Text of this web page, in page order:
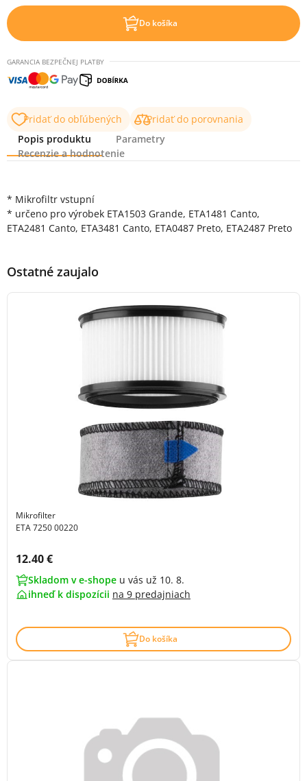
Do košíka
GARANCIA BEZPEČNEJ PLATBY
Pridať do obľúbených
Pridať do porovnania
Popis produktu
Parametry
Recenzie a hodnotenie
* Mikrofiltr vstupní
* určeno pro výrobek ETA1503 Grande, ETA1481 Canto,
ETA2481 Canto, ETA3481 Canto, ETA0487 Preto, ETA2487 Preto
Ostatné zaujalo
Mikrofilter
ETA 7250 00220
Cena s DPH:
12.40 €
Skladom v e-shope u vás už 10. 8.
ihneď k dispozícii na 9 predajniach
Do košíka